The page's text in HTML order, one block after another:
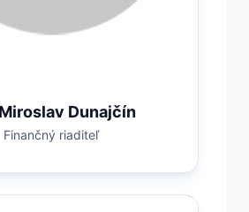
Dunajčín
Finančný riaditeľ